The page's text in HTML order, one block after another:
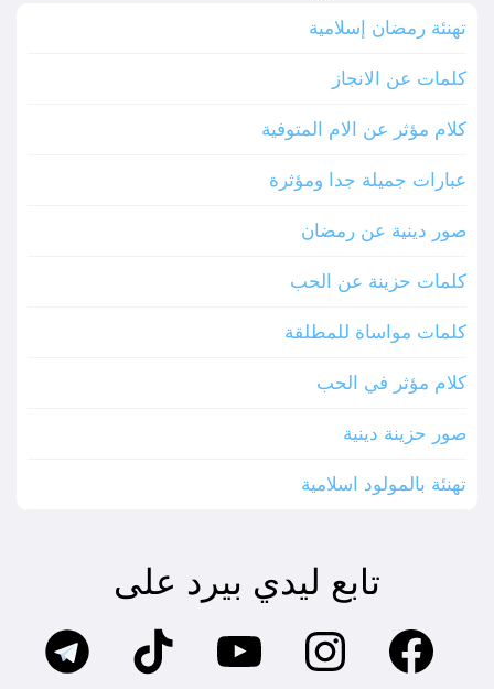
تهنئة رمضان إسلامية
كلمات عن الانجاز
كلام مؤثر عن الام المتوفية
عبارات جميلة جدا ومؤثرة
صور دينية عن رمضان
كلمات حزينة عن الحب
كلمات مواساة للمطلقة
كلام مؤثر في الحب
صور حزينة دينية
تهنئة بالمولود اسلامية
تابع ليدي بيرد على